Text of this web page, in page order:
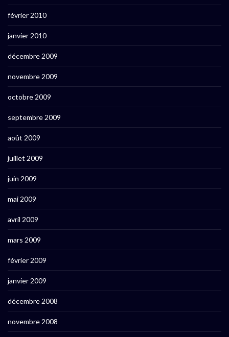
février 2010
janvier 2010
décembre 2009
novembre 2009
octobre 2009
septembre 2009
août 2009
juillet 2009
juin 2009
mai 2009
avril 2009
mars 2009
février 2009
janvier 2009
décembre 2008
novembre 2008